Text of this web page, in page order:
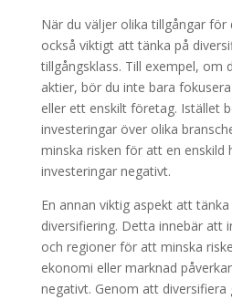
När du väljer olika tillgångar
också viktigt att tänka på
tillgångsklass. Till exempel, om
aktier, bör du inte bara
eller ett enskilt företag. Istället
investeringar över olika
minska risken för att en enskild
investeringar negativt.
En annan viktig aspekt att
diversifiering. Detta innebär att
och regioner för att minska
ekonomi eller marknad
negativt. Genom att diversifiera